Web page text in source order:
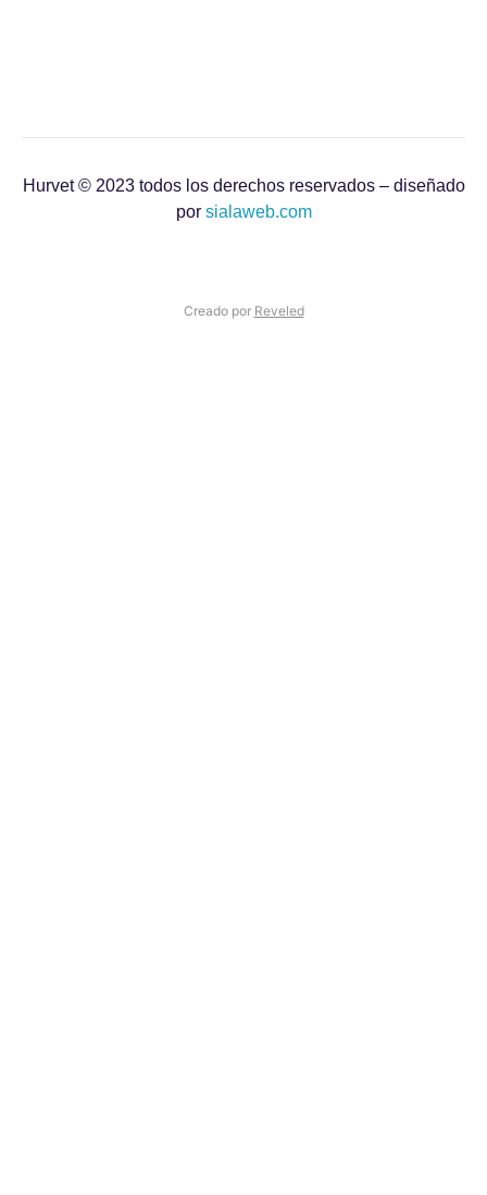
Hurvet © 2023 todos los derechos reservados – diseñado
por sialaweb.com
Creado por Reveled